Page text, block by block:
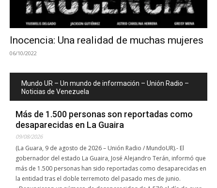
Inocencia: Una realidad de muchas mujeres
06/10/2022
Mundo UR – Un mundo de información – Unión Radio –
Noticias de Venezuela
Más de 1.500 personas son reportadas como
desaparecidas en La Guaira
09/08/2026
(La Guara, 9 de agosto de 2026 – Unión Radio / MundoUR).- El
gobernador del estado La Guaira, José Alejandro Terán, informó que
más de 1.500 personas han sido reportadas como desaparecidas en
la entidad tras el doble terremoto del pasado mes de junio.